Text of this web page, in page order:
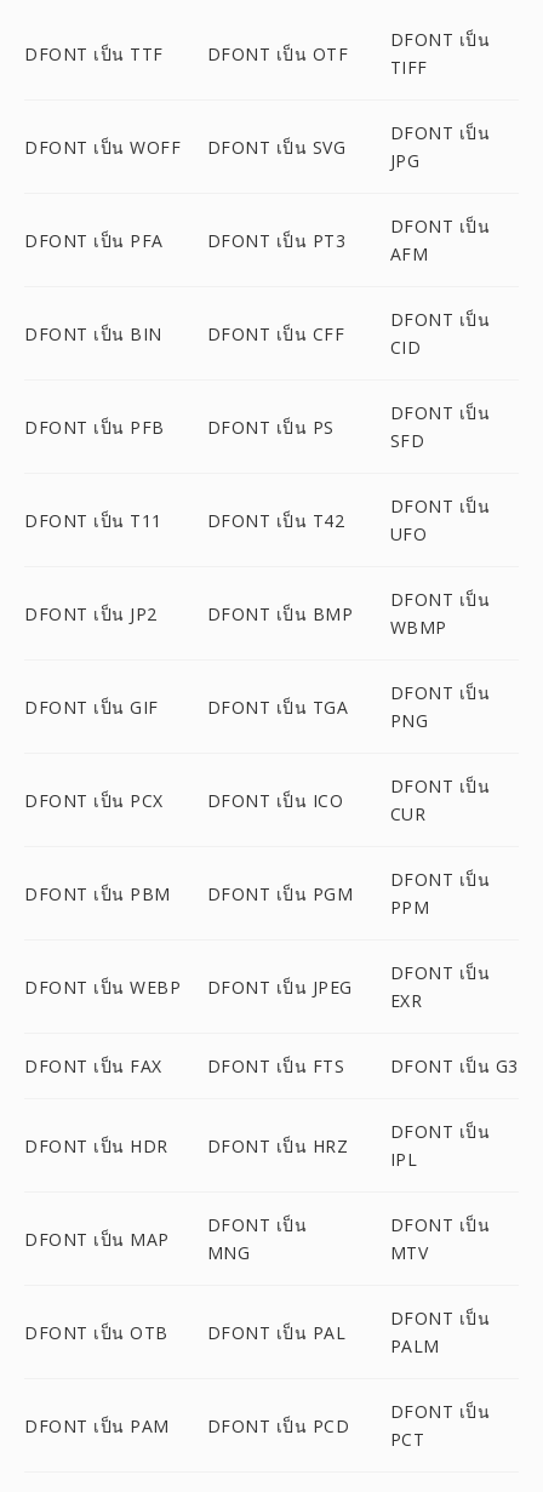
DFONT เป็น TTF DFONT เป็น OTF
DFONT เป็น
TIFF
DFONT เป็น WOFF DFONT เป็น SVG
DFONT เป็น
JPG
DFONT เป็น PFA DFONT เป็น PT3
DFONT เป็น
AFM
DFONT เป็น BIN DFONT เป็น CFF
DFONT เป็น
CID
DFONT เป็น PFB DFONT เป็น PS
DFONT เป็น
SFD
DFONT เป็น T11 DFONT เป็น T42
DFONT เป็น
UFO
DFONT เป็น JP2 DFONT เป็น BMP
DFONT เป็น
WBMP
DFONT เป็น GIF DFONT เป็น TGA
DFONT เป็น
PNG
DFONT เป็น PCX DFONT เป็น ICO
DFONT เป็น
CUR
DFONT เป็น PBM DFONT เป็น PGM
DFONT เป็น
PPM
DFONT เป็น WEBP DFONT เป็น JPEG
DFONT เป็น
EXR
DFONT เป็น FAX DFONT เป็น FTS DFONT เป็น G3
DFONT เป็น HDR DFONT เป็น HRZ
DFONT เป็น
IPL
DFONT เป็น MAP
DFONT เป็น
MNG
DFONT เป็น
MTV
DFONT เป็น OTB DFONT เป็น PAL
DFONT เป็น
PALM
DFONT เป็น PAM DFONT เป็น PCD
DFONT เป็น
PCT